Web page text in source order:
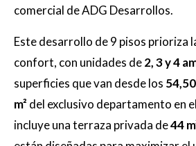
comercial de ADG Desarrollos.
Este desarrollo de 9 pisos prioriza
confort, con unidades de2, 3 y 4
superficies que van desde los 54,50
m² del exclusivo departamento en
incluye una terraza privada de44